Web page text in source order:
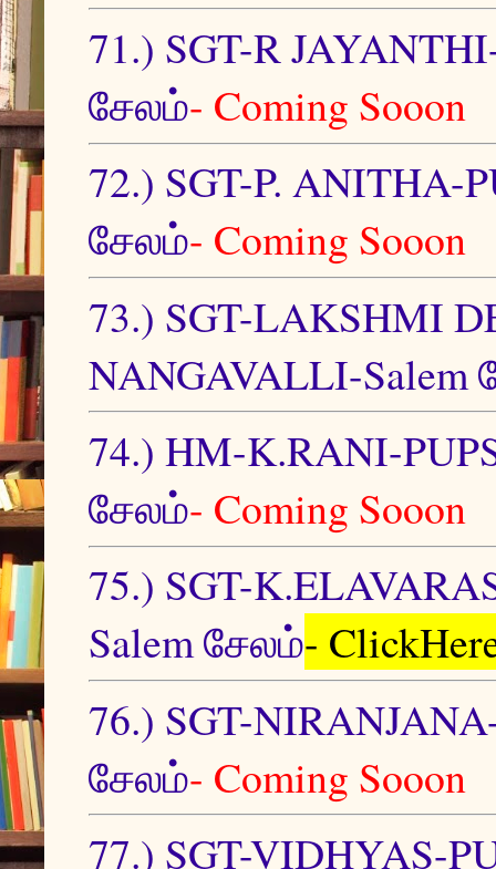
71.) SGT-R
சேலம்- Coming Sooon
72.) SGT-P. ANITHA-
சேலம்- Coming Sooon
73.) SGT-LAKSHMI
NANGAVALLI-Salem
74.) HM-K.RANI-
சேலம்- Coming Sooon
75.) SGT-
Salem சேலம்-
76.) SGT-
சேலம்- Coming Sooon
77.) SGT-VIDHYAS-